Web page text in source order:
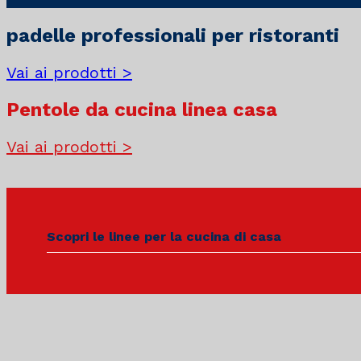
padelle professionali per ristoranti
Vai ai prodotti >
Pentole da cucina linea casa
Vai ai prodotti >
Scopri le linee per la cucina di casa